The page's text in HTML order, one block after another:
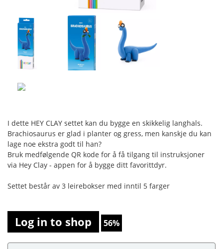
I dette HEY CLAY settet kan du bygge en skikkelig langhals.
Brachiosaurus er glad i planter og gress, men kanskje du kan
lage noe ekstra godt til han?
Bruk medfølgende QR kode for å få tilgang til instruksjoner
via Hey Clay - appen for å bygge ditt favorittdyr.
Settet består av 3 leirebokser med inntil 5 farger
Log in to shop 56%